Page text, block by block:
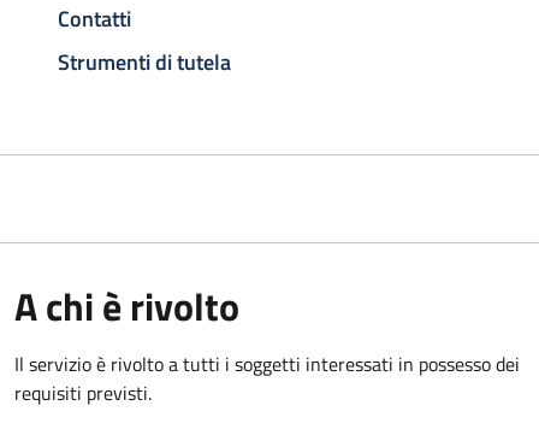
Contatti
Strumenti di tutela
A chi è rivolto
Il servizio è rivolto a tutti i soggetti interessati in possesso dei
requisiti previsti.